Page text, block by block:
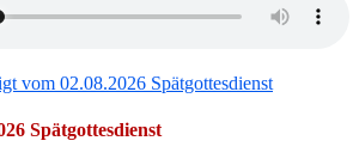
vom 02.08.2026 Spätgottesdienst
Spätgottesdienst